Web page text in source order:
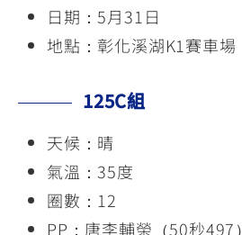
日期：5月31日
地點：彰化溪湖K1賽車場
125C組
天候：晴
氣溫：35度
圈數：12
PP：唐李輔榮（50秒497）